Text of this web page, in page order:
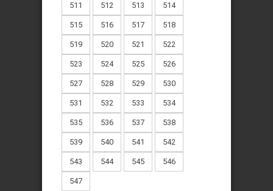
511 512 513 514
515 516 517 518
519 520 521 522
523 524 525 526
527 528 529 530
531 532 533 534
535 536 537 538
539 540 541 542
543 544 545 546
547